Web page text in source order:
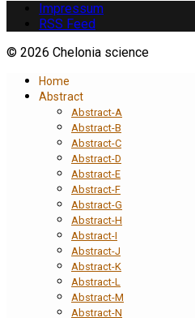
Impressum
RSS Feed
© 2026 Chelonia science
Home
Abstract
Abstract-A
Abstract-B
Abstract-C
Abstract-D
Abstract-E
Abstract-F
Abstract-G
Abstract-H
Abstract-I
Abstract-J
Abstract-K
Abstract-L
Abstract-M
Abstract-N